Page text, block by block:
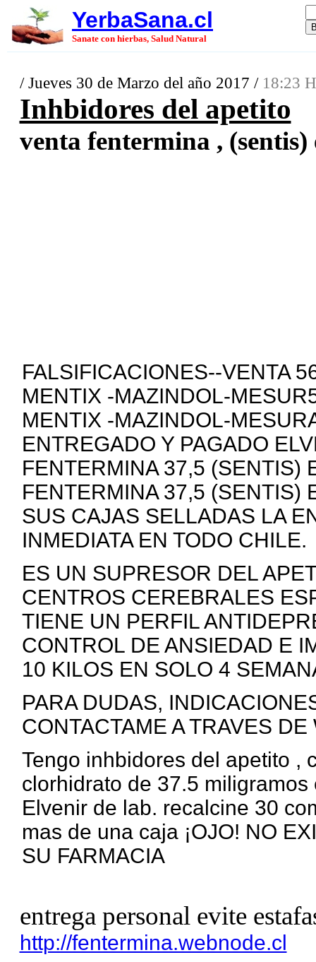
YerbaSana.cl
Sanate con hierbas, Salud Natural
/ Jueves 30 de Marzo del año 2017 / 18:23
Inhbidores del apetito
venta fentermina ,
FALSIFICACIONES--VENTA
MENTIX -MAZINDOL-
MENTIX -MAZINDOL-
ENTREGADO Y PAGADO
FENTERMINA 37,5 (SENTIS)
FENTERMINA 37,5 (SENTIS)
SUS CAJAS SELLADAS LA
INMEDIATA EN TODO CHILE.
ES UN SUPRESOR DEL
CENTROS CEREBRALES
TIENE UN PERFIL
CONTROL DE ANSIEDAD E
10 KILOS EN SOLO 4
PARA DUDAS,
CONTACTAME A TRAVES
Tengo inhbidores del apetito ,
clorhidrato de 37.5
Elvenir de lab. recalcine 30
mas de una caja ¡OJO! NO
SU FARMACIA
entrega personal evite
http://fentermina.webnode.cl